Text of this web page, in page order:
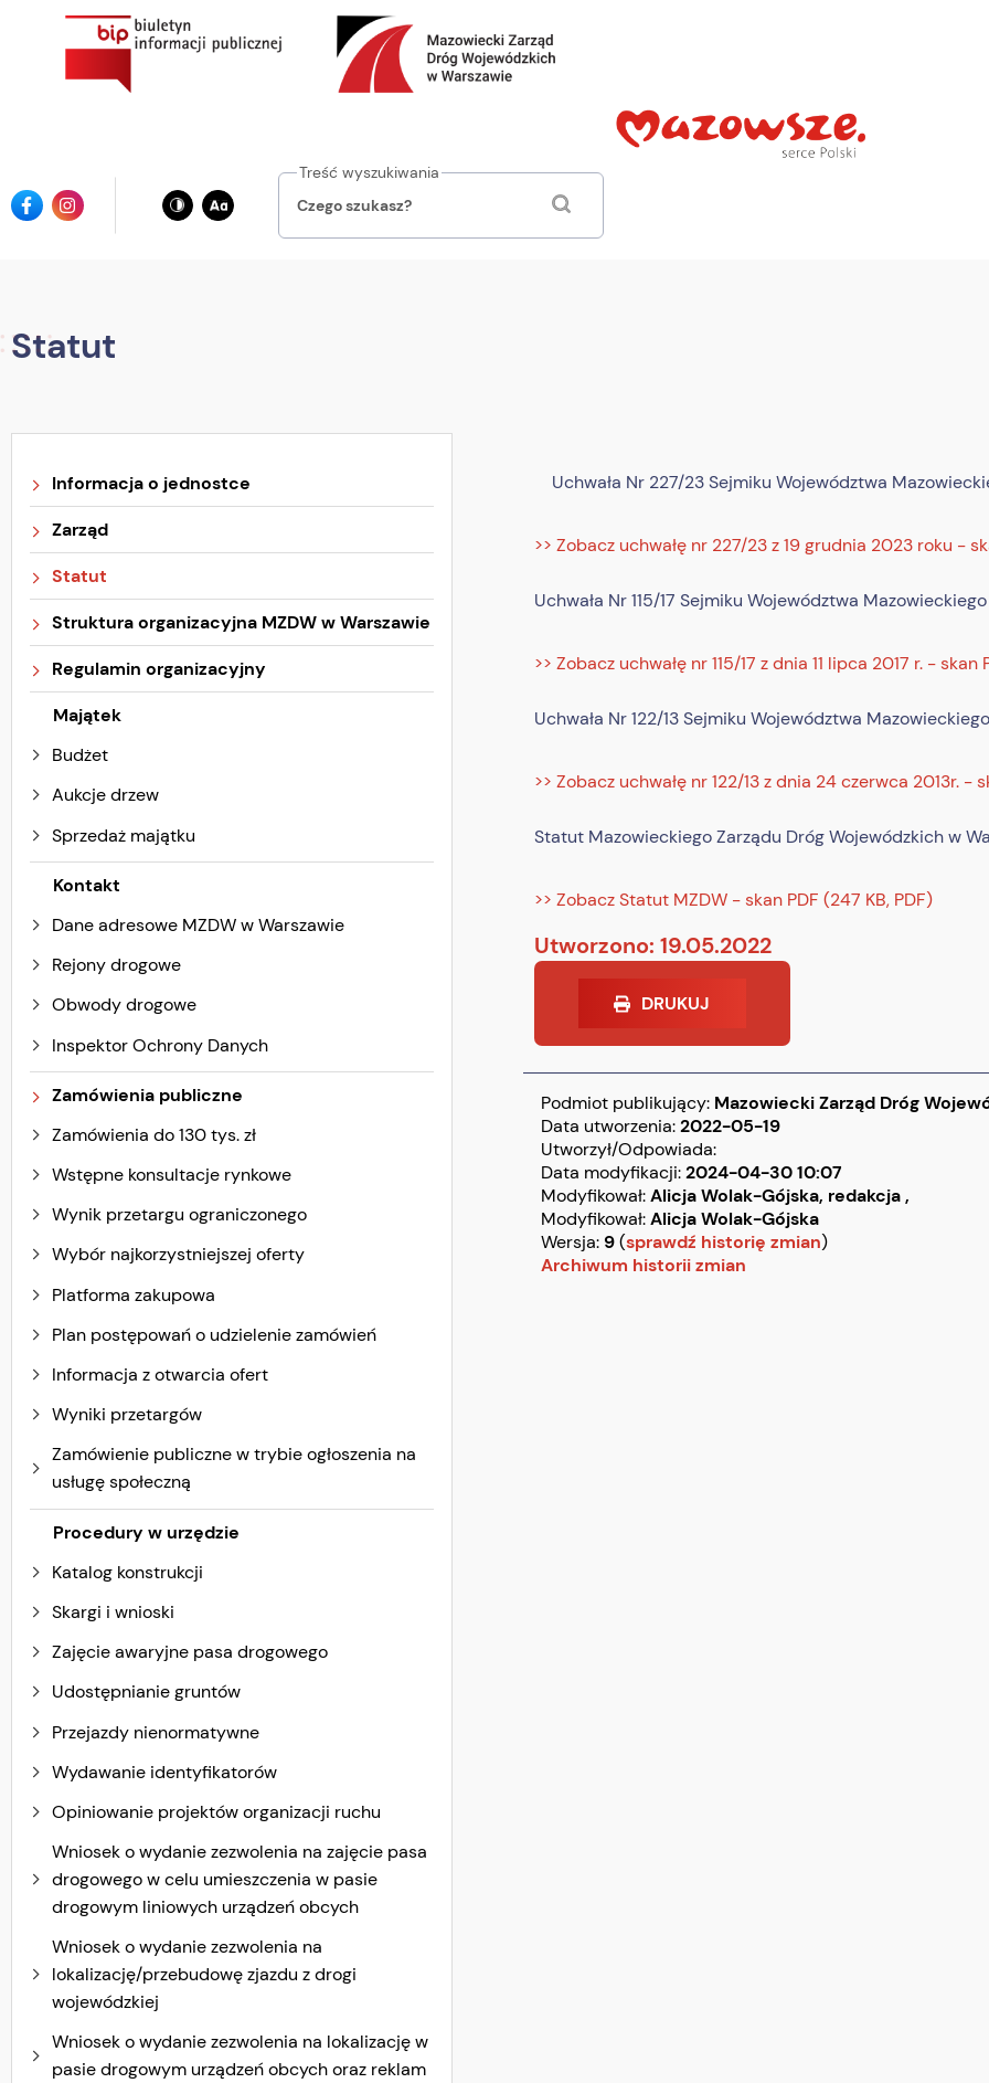
IkonaIkona
instagrama
Treść wyszukiwania
Statut
Informacja o jednostce
Zarząd
Statut
Struktura organizacyjna MZDW w Warszawie
Regulamin organizacyjny
Majątek
Budżet
Aukcje drzew
Sprzedaż majątku
Kontakt
Dane adresowe MZDW w Warszawie
Rejony drogowe
Obwody drogowe
Inspektor Ochrony Danych
Zamówienia publiczne
Zamówienia do 130 tys. zł
Wstępne konsultacje rynkowe
Wynik przetargu ograniczonego
Wybór najkorzystniejszej oferty
Platforma zakupowa
Plan postępowań o udzielenie zamówień
Informacja z otwarcia ofert
Wyniki przetargów
Zamówienie publiczne w trybie ogłoszenia na
usługę społeczną
Procedury w urzędzie
Katalog konstrukcji
Skargi i wnioski
Zajęcie awaryjne pasa drogowego
Udostępnianie gruntów
Przejazdy nienormatywne
Wydawanie identyfikatorów
Opiniowanie projektów organizacji ruchu
Wniosek o wydanie zezwolenia na zajęcie pasa
drogowego w celu umieszczenia w pasie
drogowym liniowych urządzeń obcych
Wniosek o wydanie zezwolenia na
lokalizację/przebudowę zjazdu z drogi
wojewódzkiej
Wniosek o wydanie zezwolenia na lokalizację w
pasie drogowym urządzeń obcych oraz reklam
Uchwała Nr 227/23 Sejmiku Województwa
>> Zobacz uchwałę nr 227/23 z 19 grudnia 2023 roku -
Uchwała Nr 115/17 Sejmiku Województwa
>> Zobacz uchwałę nr 115/17 z dnia 11 lipca 2017 r. - skan
Uchwała Nr 122/13 Sejmiku Województwa
>> Zobacz uchwałę nr 122/13 z dnia 24 czerwca 2013r. -
Statut Mazowieckiego Zarządu Dróg Wojewódzkich w
>> Zobacz Statut MZDW - skan PDF (247 KB, PDF)
Utworzono: 19.05.2022
DRUKUJ
Podmiot publikujący: Mazowiecki Zarząd Dróg
Data utworzenia:2022-05-19
Utworzył/Odpowiada:
Data modyfikacji:2024-04-30 10:07
Modyfikował:Alicja Wolak-Gójska, redakcja ,
Modyfikował:Alicja Wolak-Gójska
Wersja: 9(sprawdź historię zmian)
Archiwum historii zmian